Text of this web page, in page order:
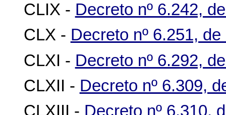
CLIX - Decreto nº 6.242,
CLX - Decreto nº 6.251,
CLXI - Decreto nº 6.292,
CLXII - Decreto nº 6.309,
CLXIII - Decreto nº 6.310,